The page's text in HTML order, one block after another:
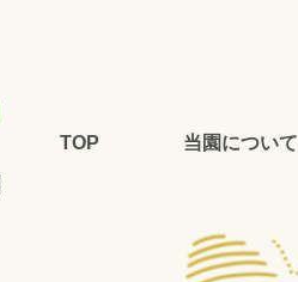
TOP 当園について